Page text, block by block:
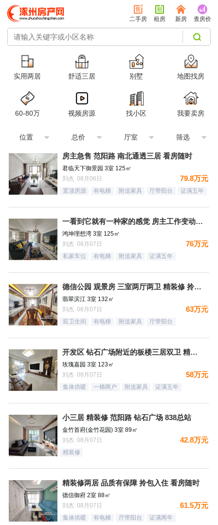
二手房 租房 新房 查房价
实用两居 舒适三居 别墅 地图找房
60-80万 视频房源 找小区 我要卖房
位置 总价 厅室 筛选
房主急售 范阳路 南北通透三居 看房随时
君临天下御景园 3室 125㎡
刘杰 08月06日
79.8万元
置顶房源 有电梯 附送家具 厅带阳台 证满五年
一看到它就有一种家的感觉 房主工作变动 忍痛割爱
鸿坤理想湾 3室 125㎡
刘杰 08月07日
76万元
私家车位 有电梯 附送家具 证满五年
德信公园 观景房 三室两厅两卫 精装修 拎包入住
翡翠滨江 3室 132㎡
刘杰 08月07日
63万元
双卫生间 有电梯 附送家具 厅带阳台
开发区 钻石广场附近的板楼三居双卫 精装未住
玫瑰嘉园 3室 123㎡
刘杰 08月07日
58万元
集体供暖 一梯两户 附送家具 证满五年
小三居 精装修 范阳路 钻石广场 838总站
金竹首府(金竹花园) 3室 89㎡
刘杰 08月07日
42.8万元
精装修
精装修两居 品质有保障 拎包入住 看房随时
德信御府 2室 88㎡
刘杰 08月07日
61.5万元
集体供暖 有电梯 厅带阳台 证满两年